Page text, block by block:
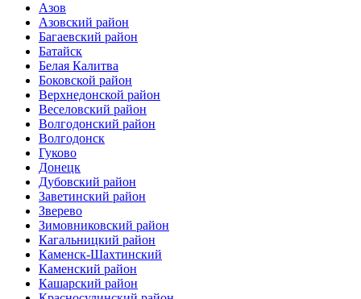
Азов
Азовский район
Багаевский район
Батайск
Белая Калитва
Боковской район
Верхнедонской район
Веселовский район
Волгодонский район
Волгодонск
Гуково
Донецк
Дубовский район
Заветинский район
Зверево
Зимовниковский район
Кагальницкий район
Каменск-Шахтинский
Каменский район
Кашарский район